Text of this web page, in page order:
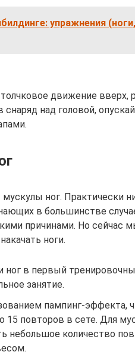
упражнения
движение вверх,
над головой,
ног. Практически
в большинстве
причинами. Но сейчас
ноги.
ног в первый
занятие.
пампинг-эффекта,
15 повторов в сете. Для
небольшое количество